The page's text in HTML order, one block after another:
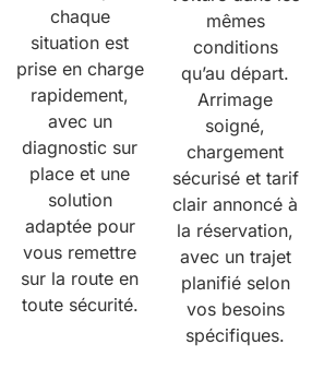
chaque
situation est
prise en charge
rapidement,
avec un
diagnostic sur
place et une
solution
adaptée pour
vous remettre
sur la route en
toute sécurité.
mêmes
conditions
qu’au départ.
Arrimage
soigné,
chargement
sécurisé et tarif
clair annoncé à
la réservation,
avec un trajet
planifié selon
vos besoins
spécifiques.